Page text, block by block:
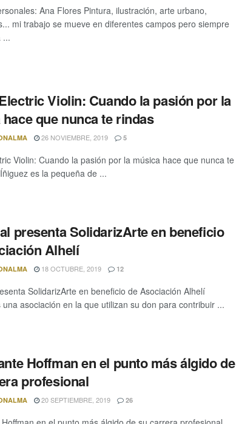
Ana Flores Pintura, ilustración, arte urbano,
mi trabajo se mueve en diferentes campos pero siempre
...
Violin: Cuando la pasión por la
que nunca te rindas
26 NOVIEMBRE, 2019 5
Violin: Cuando la pasión por la música hace que nunca te
es la pequeña de ...
presenta SolidarizArte en beneficio
Alhelí
18 OCTUBRE, 2019 12
SolidarizArte en beneficio de Asociación Alhelí
una asociación en la que utilizan su don para contribuir ...
Hoffman en el punto más álgido de
profesional
20 SEPTIEMBRE, 2019 26